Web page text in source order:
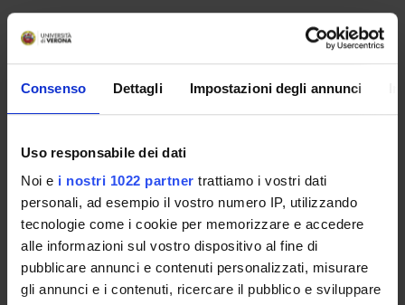
Consenso Dettagli Impostazioni degli annunci
Uso responsabile dei dati
Noi e i nostri 1022 partner trattiamo i vostri dati
personali, ad esempio il vostro numero IP, utilizzando
tecnologie come i cookie per memorizzare e accedere
alle informazioni sul vostro dispositivo al fine di
pubblicare annunci e contenuti personalizzati, misurare
gli annunci e i contenuti, ricercare il pubblico e sviluppare
Prerequisiti e nozioni di base
Aver superato con valutazione positiva il tirocinio del secondo
anno
Aver frequentato le lezioni e i laboratori
Programma
Lo studente del 3° anno svilupperà i seguenti obiettivi
• Riconoscere le necessità assistenziali e problemi clinici su
un gruppo di utenti di diverse fasce di età e di diversi livelli di
intensità di cura, proponendo e realizzando interventi
assistenziali validi e orientati agli esiti a breve e lungo
termine